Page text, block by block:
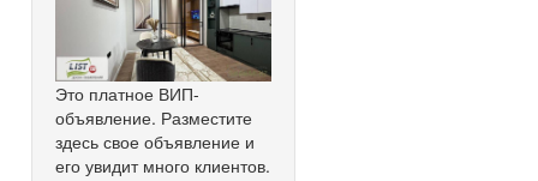
Это платное ВИП-
объявление. Разместите
здесь свое объявление и
его увидит много клиентов.